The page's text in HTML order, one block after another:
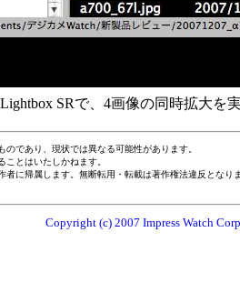
Lightbox SRで、4画像の同時拡大
のであり、現状では異なる可能性があります。
ことはいたしかねます。
者に帰属します。無断転用・転載は著作権法違反とな
Copyright (c) 2007 Impress Watch